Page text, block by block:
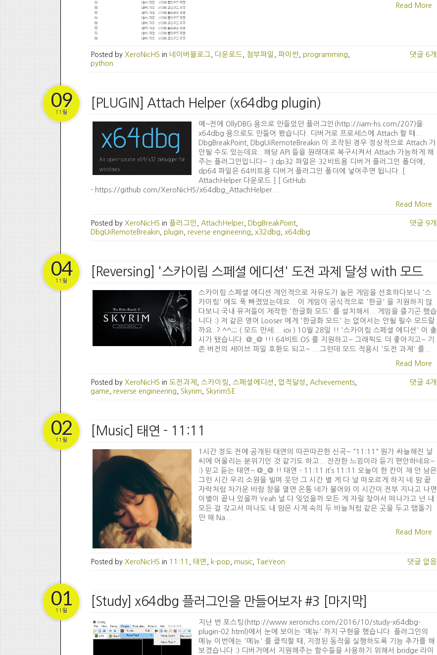
Read More
Posted by XeroNicHS in 네이버블로그 다운로드 첨부파일 파이썬 programming
python
댓글 6개
[PLUGIN] Attach Helper (x64dbg plugin)
09
11월
예~전에 OllyDBG 용으로 만들었던 플러그인(http://iam-hs.com/207)을
x64dbg 용으로도 만들어 봤습니다. 디버거로 프로세스에 Attach 할 때...
DbgBreakPoint, DbgUiRemoteBreakin 이 조작된 경우 정상적으로 Attach 가
안될 수도 있는데요.. 해당 API 들을 원래대로 복구시켜서 Attach 가능하게 해
주는 플러그인입니다~ :) dp32 파일은 32비트용 디버거 플러그인 폴더에,
dp64 파일은 64비트용 디버거 플러그인 폴더에 넣어주면 됩니다. [
AttachHelper 다운로드 ] [ GitHub
- https://github.com/XeroNicHS/x64dbg_AttachHelper...
Read More
Posted by XeroNicHS in 플러그인 AttachHelper DbgBreakPoint
DbgUiRemoteBreakin
plugin reverse engineering x32dbg x64dbg
댓글 9개
[Reversing] '스카이림 스페셜 에디션' 도전 과제 달성 with 모드
04
11월
스카이림 스페셜 에디션 개인적으로 자유도가 높은 게임을 선호하다보니 '스
카이림' 에도 푹 빠졌었는데요... 이 게임이 공식적으로 '한글' 을 지원하지 않
다보니 국내 유저들이 제작한 '한글화 모드' 를 설치해서... 게임을 즐기곤 했습
니다 :) 저 같은 영어 Looser 에게 '한글화 모드' 는 없어서는 안될 필수 모드랄
까요..? ^^;;; ( 모드 만세.... ioi ) 10월 28일 !! '스카이림 스페셜 에디션' 이 출
시가 됐습니다. @_@ !!! 64비트 OS 를 지원하고~ 그래픽도 더 좋아지고~ 기
존 버전의 세이브 파일 호환도 되고~ ....그런데 모드 적용시 '도전 과제' 를...
Read More
Posted by XeroNicHS in 도전과제 스카이림 스페셜에디션 업적달성 Achievements
game
reverse engineering Skyrim SkyrimSE
댓글 4개
[Music] 태연 - 11:11
02
11월
1시간 정도 전에 공개된 태연의 따끈따끈한 신곡~ "11:11" 뭔가 싸늘해진 날
씨에 어울리는 분위기인 것 같기도 하고... 잔잔한 느낌이라 듣기 편안하네요~
:) 믿고 듣는 태연~ @_@ !! 태연 - 11:11 It’s 11:11 오늘이 한 칸이 채 안 남은
그런 시간 우리 소원을 빌며 웃던 그 시간 별 게 다 널 떠오르게 하지 네 맘 끝
자락처럼 차가운 바람 창을 열면 온통 네가 불어와 이 시간이 전부 지나고 나면
이별이 끝나 있을까 Yeah 널 다 잊었을까 모든 게 자릴 찾아서 떠나가고 넌 내
모든 걸 갖고서 떠나도 내 맘은 시계 속의 두 바늘처럼 같은 곳을 두고 맴돌기
만 해 Na...
Read More
Posted by XeroNicHS in 11:11 태연 k-pop music TaeYeon 댓글 없음
[Study] x64dbg 플러그인을 만들어보자 #3 [마지막]
01
11월
지난 번 포스팅(http://www.xeronichs.com/2016/10/study-x64dbg-
plugin-02.html)에서 눈에 보이는 '메뉴' 까지 구현을 했습니다. 플러그인의
메뉴 이번에는 '메뉴' 를 클릭할 때, 지정된 동작을 실행하도록 기능 추가를 해
보겠습니다 :) 디버거에서 지원해주는 함수들을 사용하기 위해서 bridge 라이